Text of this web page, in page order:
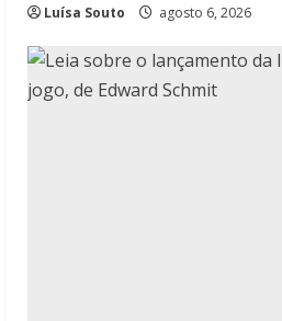
Luísa Souto agosto 6, 2026